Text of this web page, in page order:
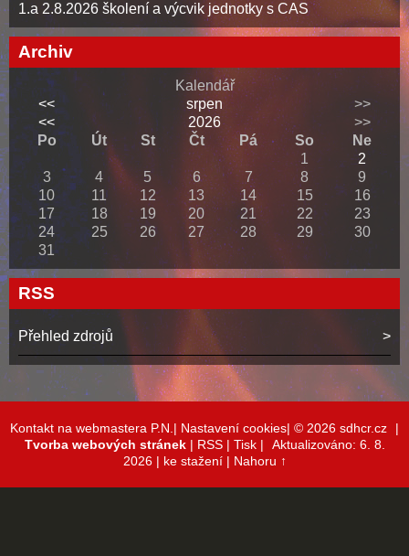
1.a 2.8.2026 školení a výcvik jednotky s CAS
Archiv
Kalendář
<<
srpen
>>
<<
2026
>>
Po
Út St Čt Pá So
Ne
1
2
3
4 5 6 7 8
9
10
11 12 13 14 15
16
17
18 19 20 21 22
23
24
25 26 27 28 29
30
31
RSS
Přehled zdrojů
Kontakt na webmastera P.N.| Nastavení cookies| © 2026 sdhcr.cz
|
Tvorba webových stránek| RSS| Tisk|
Aktualizováno: 6. 8.
2026 | ke stažení | Nahoru ↑